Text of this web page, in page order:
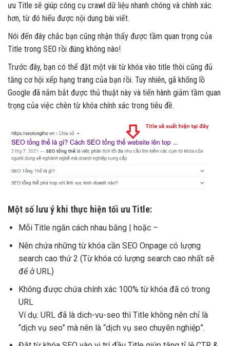
ưu Title sẽ giúp công cụ crawl dữ liệu nhanh chóng và chính xác
hơn, từ đó hiểu được nội dung bài viết.
Nói đến đây chắc bạn cũng nhận thấy được tầm quan trọng của
Title trong SEO rồi đúng không nào!
Trước đây, bạn có thể đặt một vài từ khóa vào title thôi cũng đủ
tăng cơ hội xếp hạng trang của bạn rồi. Tuy nhiên, gã khổng lồ
Google đã nắm bắt được thủ thuật này và tiến hành giảm tầm quan
trọng của việc chèn từ khóa chính xác trong tiêu đề.
Một số lưu ý khi thực hiện tối ưu Title:
Mỗi Title ngăn cách nhau bằng | hoặc –
Nên chứa những từ khóa cần SEO Onpage có lượng
search cao thứ 2 (Từ khóa có lượng search cao nhất sẽ
để ở URL)
Không được chứa chính xác 100% từ khóa đã có trong
URL
Ví dụ: URL đã là dich-vu-seo thì Title không nên chỉ là
“dịch vụ seo” mà nên là “dịch vụ seo chuyên nghiệp”.